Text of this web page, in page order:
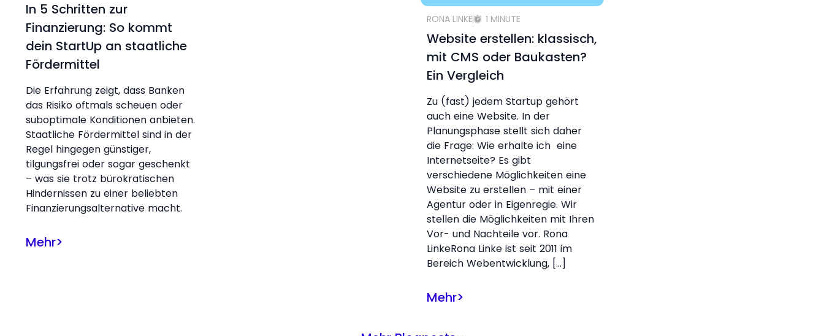
In 5 Schritten zur
Finanzierung: So kommt
dein StartUp an staatliche
Fördermittel
Die Erfahrung zeigt, dass Banken
das Risiko oftmals scheuen oder
suboptimale Konditionen anbieten.
Staatliche Fördermittel sind in der
Regel hingegen günstiger,
tilgungsfrei oder sogar geschenkt
– was sie trotz bürokratischen
Hindernissen zu einer beliebten
Finanzierungsalternative macht.
Mehr>
RONA LINKE 1 MINUTE
Website erstellen: klassisch,
mit CMS oder Baukasten?
Ein Vergleich
Zu (fast) jedem Startup gehört
auch eine Website. In der
Planungsphase stellt sich daher
die Frage: Wie erhalte ich eine
Internetseite? Es gibt
verschiedene Möglichkeiten eine
Website zu erstellen – mit einer
Agentur oder in Eigenregie. Wir
stellen die Möglichkeiten mit Ihren
Vor- und Nachteile vor. Rona
LinkeRona Linke ist seit 2011 im
Bereich Webentwicklung, […]
Mehr>